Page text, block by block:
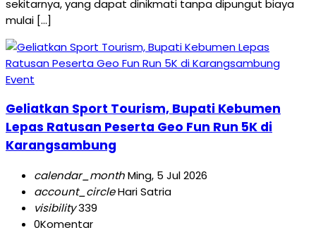
sekitarnya, yang dapat dinikmati tanpa dipungut biaya
mulai […]
Event
Geliatkan Sport Tourism, Bupati Kebumen
Lepas Ratusan Peserta Geo Fun Run 5K di
Karangsambung
calendar_monthMing, 5 Jul 2026
account_circleHari Satria
visibility339
0Komentar